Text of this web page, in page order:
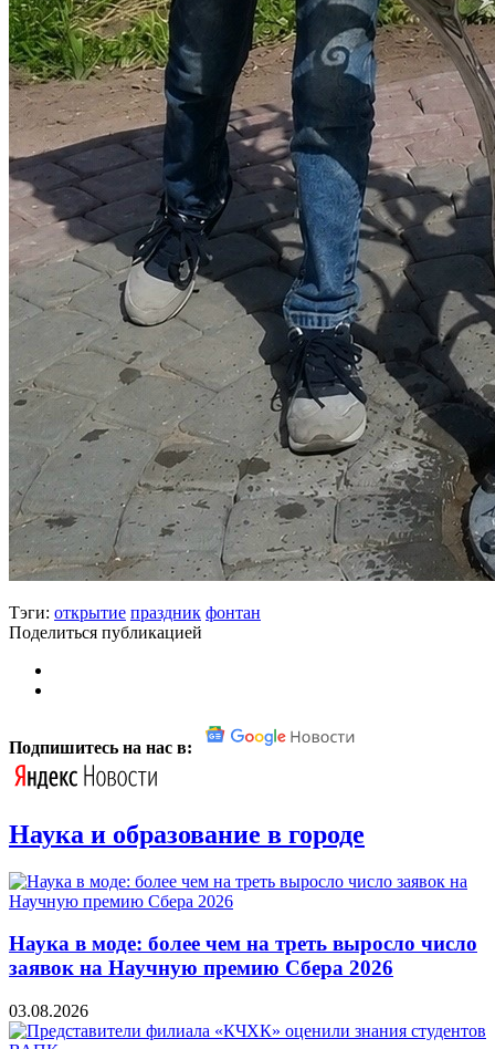
Тэги: открытие праздник фонтан
Поделиться публикацией
Подпишитесь на нас в:
Наука и образование в городе
Наука в моде: более чем на треть выросло число
заявок на Научную премию Сбера 2026
03.08.2026